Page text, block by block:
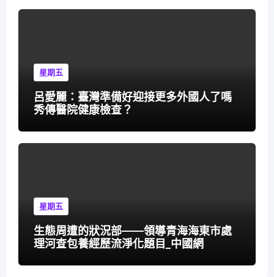
星期五
呂愛麗：臺灣準備好迎接更多外國人了嗎
秀傳醫院健康檢查？
星期五
生態周遭的狀況部——領導青海海東市處
理河查包養經歷流淨化題目_中國網